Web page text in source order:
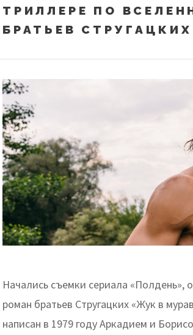
ТРИЛЛЕРЕ ПО
БРАТЬЕВ СТРУГАЦКИХ
Начались съемки сериала «Полдень»,
роман братьев Стругацких «Жук в
написан в 1979 году Аркадием и